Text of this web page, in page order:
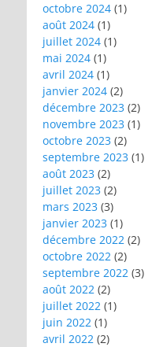
octobre 2024 (1)
août 2024 (1)
juillet 2024 (1)
mai 2024 (1)
avril 2024 (1)
janvier 2024 (2)
décembre 2023 (2)
novembre 2023 (1)
octobre 2023 (2)
septembre 2023 (1)
août 2023 (2)
juillet 2023 (2)
mars 2023 (3)
janvier 2023 (1)
décembre 2022 (2)
octobre 2022 (2)
septembre 2022 (3)
août 2022 (2)
juillet 2022 (1)
juin 2022 (1)
avril 2022 (2)